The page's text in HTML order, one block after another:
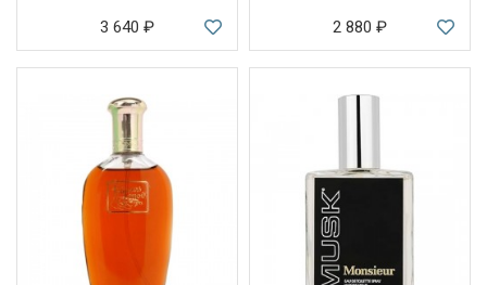
3 640 ₽ 2 880 ₽